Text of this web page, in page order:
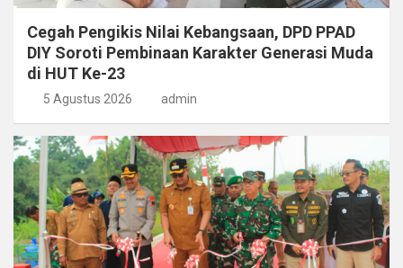
Cegah Pengikis Nilai Kebangsaan, DPD PPAD
DIY Soroti Pembinaan Karakter Generasi Muda
di HUT Ke-23
5 Agustus 2026 admin